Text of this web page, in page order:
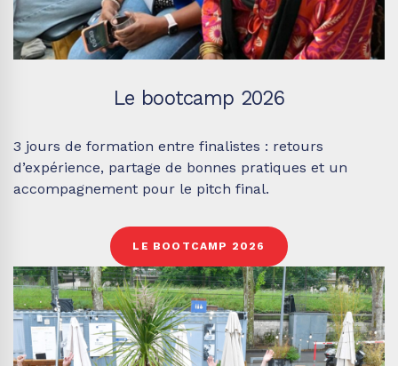
Le bootcamp 2026
3 jours de formation entre finalistes : retours
d’expérience, partage de bonnes pratiques et un
accompagnement pour le pitch final.
LE BOOTCAMP 2026